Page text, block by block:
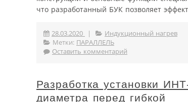
что разработанный БУК позволяет
28.03.2020 |
Индукционный нагрев
Метки: ПАРАЛЛЕЛЬ
Оставить комментарий
Разработка установки
диаметра перед гибкой